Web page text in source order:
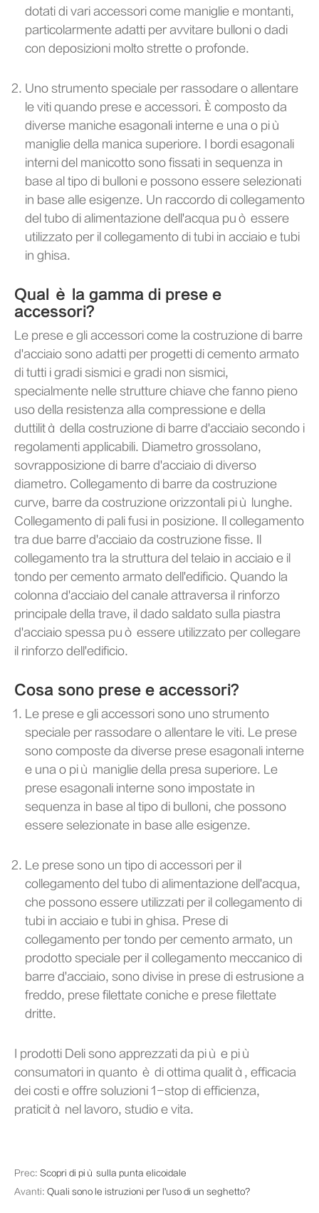
dotati di vari accessori come maniglie e montanti,
particolarmente adatti per avvitare bulloni o dadi
con deposizioni molto strette o profonde.
Uno strumento speciale per rassodare o allentare
le viti quando prese e accessori. È composto da
diverse maniche esagonali interne e una o più
maniglie della manica superiore. I bordi esagonali
interni del manicotto sono fissati in sequenza in
base al tipo di bulloni e possono essere selezionati
in base alle esigenze. Un raccordo di collegamento
del tubo di alimentazione dell'acqua può essere
utilizzato per il collegamento di tubi in acciaio e tubi
in ghisa.
Qual è la gamma di prese e
accessori?
Le prese e gli accessori come la costruzione di barre
d'acciaio sono adatti per progetti di cemento armato
di tutti i gradi sismici e gradi non sismici,
specialmente nelle strutture chiave che fanno pieno
uso della resistenza alla compressione e della
duttilità della costruzione di barre d'acciaio secondo i
regolamenti applicabili. Diametro grossolano,
sovrapposizione di barre d'acciaio di diverso
diametro. Collegamento di barre da costruzione
curve, barre da costruzione orizzontali più lunghe.
Collegamento di pali fusi in posizione. Il collegamento
tra due barre d'acciaio da costruzione fisse. Il
collegamento tra la struttura del telaio in acciaio e il
tondo per cemento armato dell'edificio. Quando la
colonna d'acciaio del canale attraversa il rinforzo
principale della trave, il dado saldato sulla piastra
d'acciaio spessa può essere utilizzato per collegare
il rinforzo dell'edificio.
Cosa sono prese e accessori?
Le prese e gli accessori sono uno strumento
speciale per rassodare o allentare le viti. Le prese
sono composte da diverse prese esagonali interne
e una o più maniglie della presa superiore. Le
prese esagonali interne sono impostate in
sequenza in base al tipo di bulloni, che possono
essere selezionate in base alle esigenze.
Le prese sono un tipo di accessori per il
collegamento del tubo di alimentazione dell'acqua,
che possono essere utilizzati per il collegamento di
tubi in acciaio e tubi in ghisa. Prese di
collegamento per tondo per cemento armato, un
prodotto speciale per il collegamento meccanico di
barre d'acciaio, sono divise in prese di estrusione a
freddo, prese filettate coniche e prese filettate
dritte.
I prodotti Deli sono apprezzati da più e più
consumatori in quanto è di ottima qualità, efficacia
dei costi e offre soluzioni 1-stop di efficienza,
praticità nel lavoro, studio e vita.
Prec: Scopri di più sulla punta elicoidale
Avanti: Quali sono le istruzioni per l'uso di un seghetto?